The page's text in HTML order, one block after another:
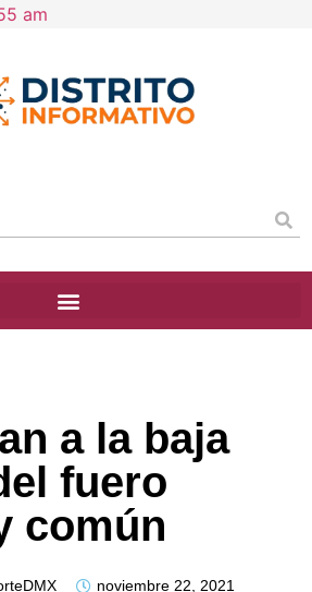
am
a la baja
fuero
común
noviembre 22, 2021